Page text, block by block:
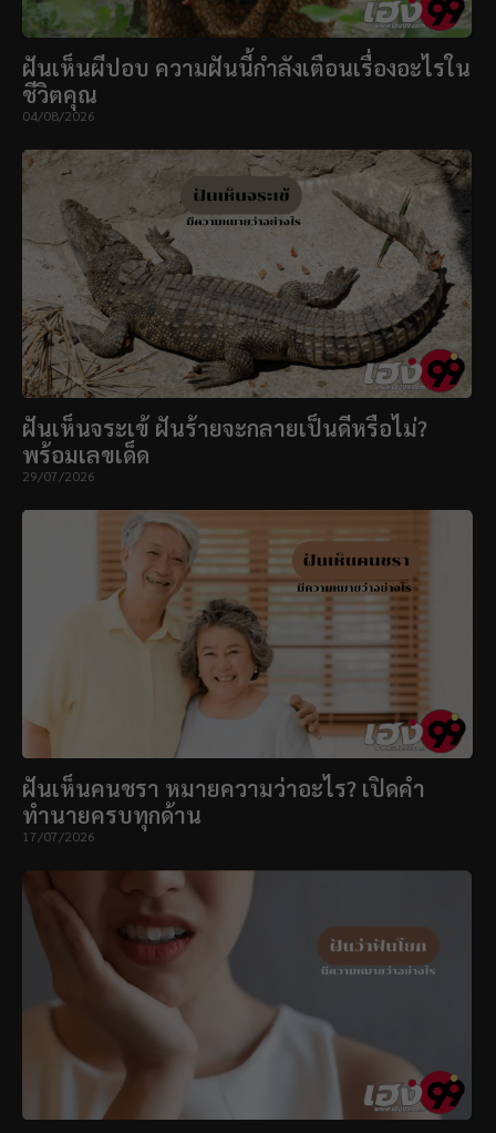
ฝันเห็นผีปอบ ความฝันนี้กำลังเตือนเรื่องอะไรใน
ชีวิตคุณ
04/08/2026
ฝันเห็นจระเข้ ฝันร้ายจะกลายเป็นดีหรือไม่?
พร้อมเลขเด็ด
29/07/2026
ฝันเห็นคนชรา หมายความว่าอะไร? เปิดคำ
ทำนายครบทุกด้าน
17/07/2026